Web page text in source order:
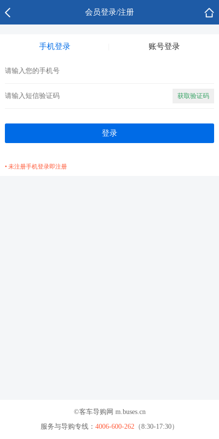
会员登录/注册
手机登录 账号登录
获取验证码
• 未注册手机登录即注册
©客车导购网 m.buses.cn
服务与导购专线： 4006-600-262 （8:30-17:30）